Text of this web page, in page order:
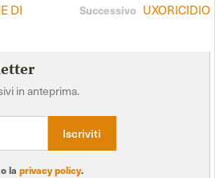
DI
Successivo UXORICIDIO
in anteprima.
la privacy policy.